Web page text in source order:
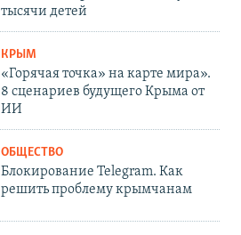
тысячи детей
КРЫМ
«Горячая точка» на карте мира».
8 сценариев будущего Крыма от
ИИ
ОБЩЕСТВО
Блокирование Telegram. Как
решить проблему крымчанам